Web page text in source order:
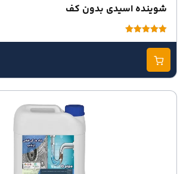
شوینده اسیدی بدون کف
امتیاز5.00
از 5